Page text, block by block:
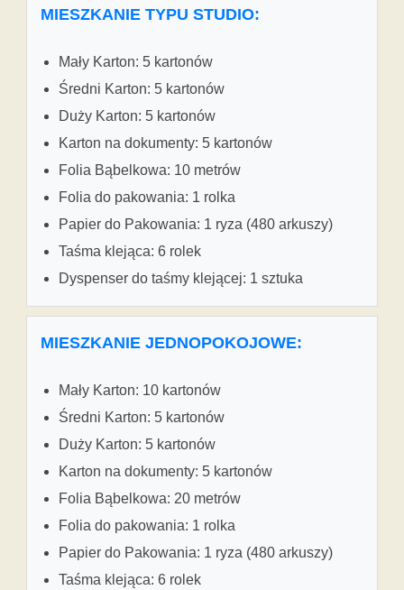
MIESZKANIE TYPU STUDIO:
Mały Karton: 5 kartonów
Średni Karton: 5 kartonów
Duży Karton: 5 kartonów
Karton na dokumenty: 5 kartonów
Folia Bąbelkowa: 10 metrów
Folia do pakowania: 1 rolka
Papier do Pakowania: 1 ryza (480 arkuszy)
Taśma klejąca: 6 rolek
Dyspenser do taśmy klejącej: 1 sztuka
MIESZKANIE JEDNOPOKOJOWE:
Mały Karton: 10 kartonów
Średni Karton: 5 kartonów
Duży Karton: 5 kartonów
Karton na dokumenty: 5 kartonów
Folia Bąbelkowa: 20 metrów
Folia do pakowania: 1 rolka
Papier do Pakowania: 1 ryza (480 arkuszy)
Taśma klejąca: 6 rolek